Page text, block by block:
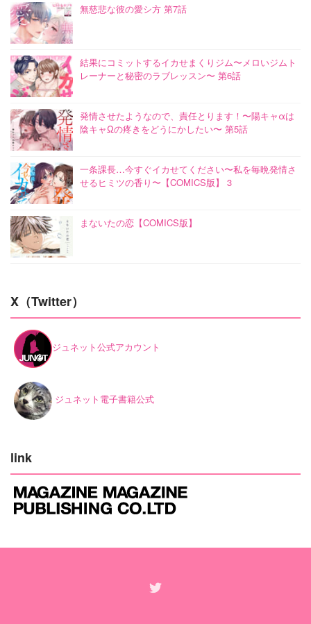
無慈悲な彼の愛シ方 第7話
結果にコミットするイカせまくりジム〜メロいジムト
レーナーと秘密のラブレッスン〜 第6話
発情させたようなので、責任とります！〜陽キャαは
陰キャΩの疼きをどうにかしたい〜 第5話
一条課長…今すぐイカせてください〜私を毎晩発情さ
せるヒミツの香り〜【COMICS版】 3
まないたの恋【COMICS版】
X（Twitter）
ジュネット公式アカウント
ジュネット電子書籍公式
link